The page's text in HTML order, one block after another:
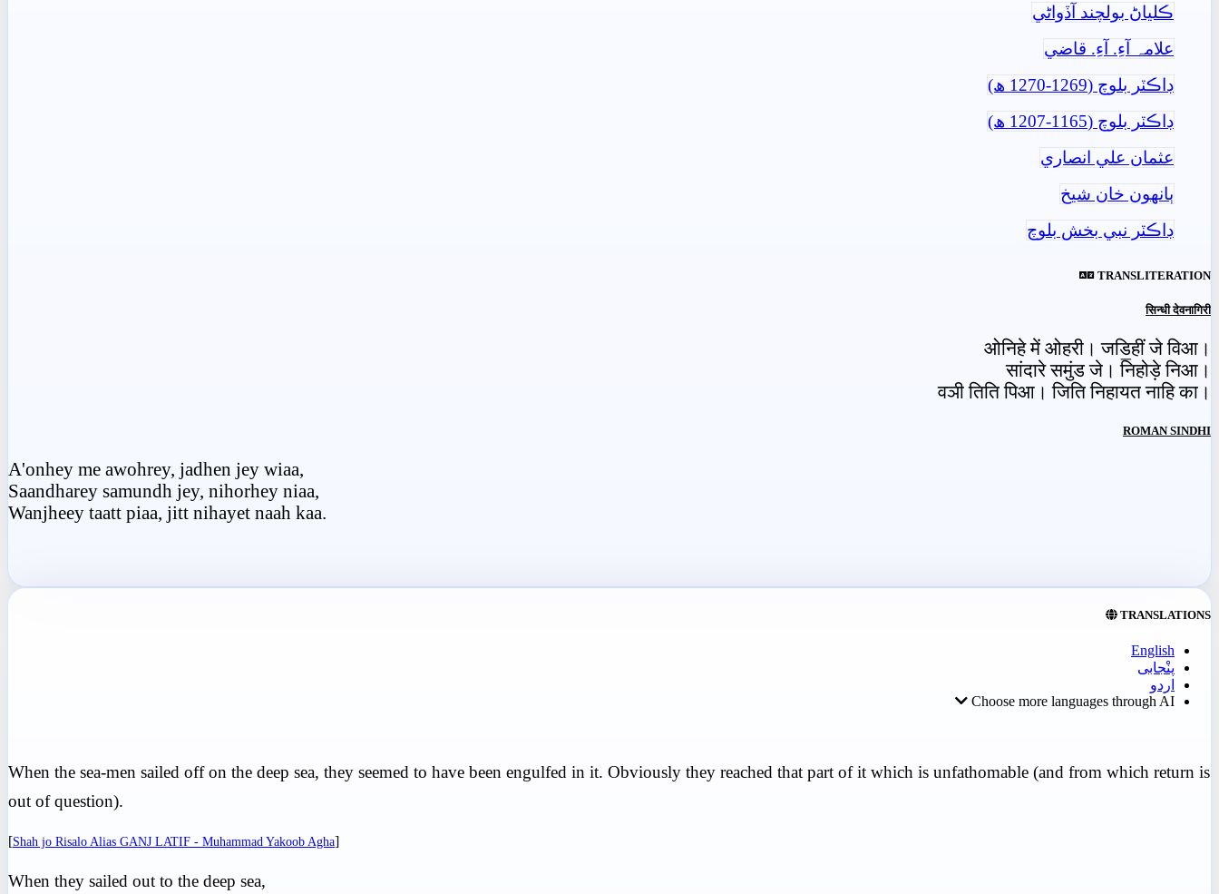
ڪلياڻ بولچند آڏواڻي
علامہ آءِ. آءِ. قاضي
ڊاڪٽر بلوچ (1269-1270 ھ)
ڊاڪٽر بلوچ (1165-1207 ھ)
عثمان علي انصاري
ٻانهون خان شيخ
ڊاڪٽر نبي بخش بلوچ
TRANSLITERATION
सिन्धी देवनागिरी
ओनिहे में ओहरी। जडि॒हीं जे विआ।
सांदारे समुंड जे। निहोड़े निआ।
वञी तिति पिआ। जिति निहायत नाहि का।
ROMAN SINDHI
A'onhey me awohrey, jadhen jey wiaa,
Saandharey samundh jey, nihorhey niaa,
Wanjheey taatt piaa, jitt nihayet naah kaa.
TRANSLATIONS
English
پنْجابی
اردو
Choose more languages through AI
When the sea-men sailed off on the deep sea, they seemed to have been engulfed in it. Obviously they reached that part of it which is unfathomable (and from which return is
out of question).
[Shah jo Risalo Alias GANJ LATIF - Muhammad Yakoob Agha]
When they sailed out to the deep sea,